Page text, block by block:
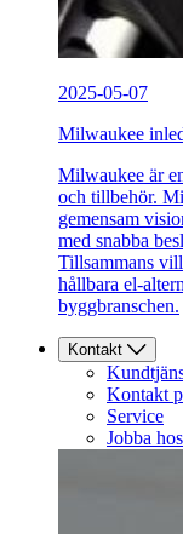
2025-05-07
Milwaukee
Milwaukee är
och tillbehör.
gemensam
med snabba
Tillsammans
hållbara el-
byggbranschen.
Kontakt
Kontakt
Service
Jobba